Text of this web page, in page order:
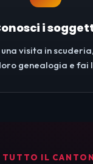
i
visita in
genealogia e fai
TUTTO IL